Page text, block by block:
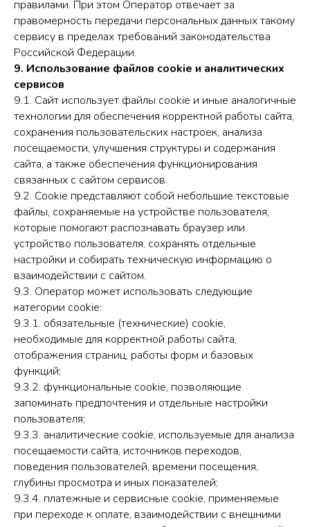
правилами. При этом Оператор отвечает за
правомерность передачи персональных данных такому
сервису в пределах требований законодательства
Российской Федерации.
9. Использование файлов cookie и аналитических
сервисов
9.1. Сайт использует файлы cookie и иные аналогичные
технологии для обеспечения корректной работы сайта,
сохранения пользовательских настроек, анализа
посещаемости, улучшения структуры и содержания
сайта, а также обеспечения функционирования
связанных с сайтом сервисов.
9.2. Cookie представляют собой небольшие текстовые
файлы, сохраняемые на устройстве пользователя,
которые помогают распознавать браузер или
устройство пользователя, сохранять отдельные
настройки и собирать техническую информацию о
взаимодействии с сайтом.
9.3. Оператор может использовать следующие
категории cookie:
9.3.1. обязательные (технические) cookie,
необходимые для корректной работы сайта,
отображения страниц, работы форм и базовых
функций;
9.3.2. функциональные cookie, позволяющие
запоминать предпочтения и отдельные настройки
пользователя;
9.3.3. аналитические cookie, используемые для анализа
посещаемости сайта, источников переходов,
поведения пользователей, времени посещения,
глубины просмотра и иных показателей;
9.3.4. платежные и сервисные cookie, применяемые
при переходе к оплате, взаимодействии с внешними